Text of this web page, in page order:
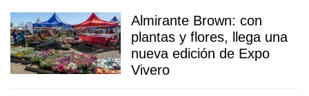
Almirante Brown: con
plantas y flores, llega una
nueva edición de Expo
Vivero